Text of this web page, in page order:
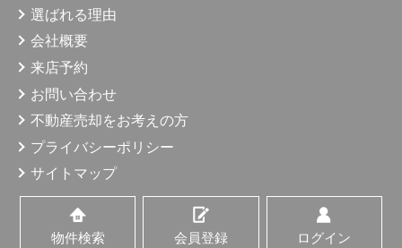
選ばれる理由
会社概要
来店予約
お問い合わせ
不動産売却をお考えの方
プライバシーポリシー
サイトマップ
物件検索 会員登録 ログイン